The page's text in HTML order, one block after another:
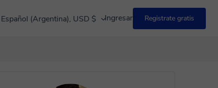
Español (Argentina), USD $ Ingresar Registrate gratis